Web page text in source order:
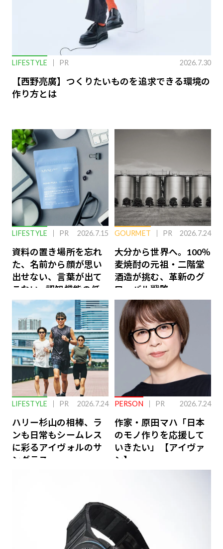
LIFESTYLE PR 2026.7.30
【西野亮廣】つくりたいものを追求できる環境の
作り方とは
LIFESTYLE PR 2026.7.15
資料の置き場所を忘れ
た、名前から顔が思い
出せない、言葉が出て
こない…認知機能の低
下を救う、脳のインナ
ーケアとは
GOURMET PR 2026.7.24
大分から世界へ。100％
麦焼酎の元祖・二階堂
酒造が挑む、革新のグ
ローバル戦略
LIFESTYLE PR 2026.7.24
ハリー杉山の相棒、ラ
ンも日常もシームレス
に彩るアイヴォルのサ
ングラス
PERSON PR 2026.7.24
作家・原田マハ「日本
のモノ作りを応援して
いきたい」【アイヴァ
ン】